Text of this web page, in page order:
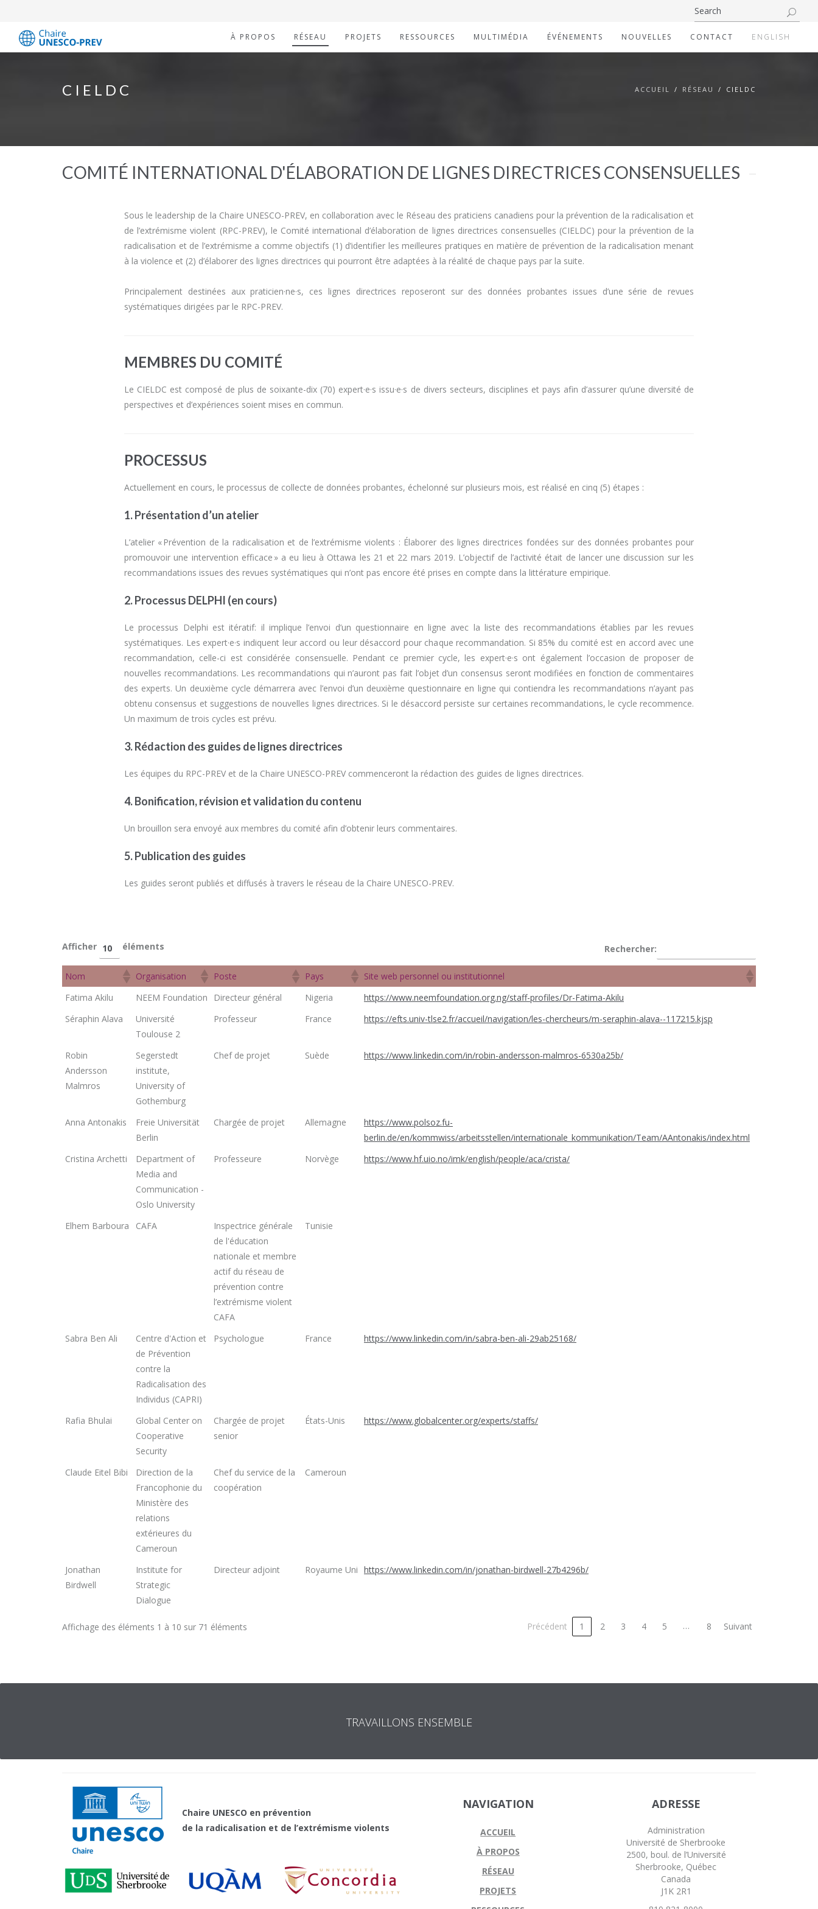
À PROPOS RÉSEAU PROJETS RESSOURCES MULTIMÉDIA ÉVÉNEMENTS NOUVELLES CONTACT ENGLISH
CIELDC ACCUEIL RÉSEAU CIELDC
COMITÉ INTERNATIONAL D'ÉLABORATION DE LIGNES DIRECTRICES CONSENSUELLES
Sous le leadership de la Chaire UNESCO-PREV, en collaboration avec le Réseau des praticiens canadiens pour la prévention de la radicalisation et
de l’extrémisme violent (RPC-PREV), le Comité international d’élaboration de lignes directrices consensuelles (CIELDC) pour la prévention de la
radicalisation et de l’extrémisme a comme objectifs (1) d’identifier les meilleures pratiques en matière de prévention de la radicalisation menant
à la violence et (2) d’élaborer des lignes directrices qui pourront être adaptées à la réalité de chaque pays par la suite.
Principalement destinées aux praticien·ne·s, ces lignes directrices reposeront sur des données probantes issues d’une série de revues
systématiques dirigées par le RPC-PREV.
MEMBRES DU COMITÉ
Le CIELDC est composé de plus de soixante-dix (70) expert·e·s issu·e·s de divers secteurs, disciplines et pays afin d’assurer qu’une diversité de
perspectives et d’expériences soient mises en commun.
PROCESSUS
Actuellement en cours, le processus de collecte de données probantes, échelonné sur plusieurs mois, est réalisé en cinq (5) étapes :
1. Présentation d’un atelier
L’atelier « Prévention de la radicalisation et de l’extrémisme violents : Élaborer des lignes directrices fondées sur des données probantes pour
promouvoir une intervention efficace » a eu lieu à Ottawa les 21 et 22 mars 2019. L’objectif de l’activité était de lancer une discussion sur les
recommandations issues des revues systématiques qui n’ont pas encore été prises en compte dans la littérature empirique.
2. Processus DELPHI (en cours)
Le processus Delphi est itératif: il implique l’envoi d’un questionnaire en ligne avec la liste des recommandations établies par les revues
systématiques. Les expert·e·s indiquent leur accord ou leur désaccord pour chaque recommandation. Si 85% du comité est en accord avec une
recommandation, celle-ci est considérée consensuelle. Pendant ce premier cycle, les expert·e·s ont également l’occasion de proposer de
nouvelles recommandations. Les recommandations qui n’auront pas fait l’objet d’un consensus seront modifiées en fonction de commentaires
des experts. Un deuxième cycle démarrera avec l’envoi d’un deuxième questionnaire en ligne qui contiendra les recommandations n’ayant pas
obtenu consensus et suggestions de nouvelles lignes directrices. Si le désaccord persiste sur certaines recommandations, le cycle recommence.
Un maximum de trois cycles est prévu.
3. Rédaction des guides de lignes directrices
Les équipes du RPC-PREV et de la Chaire UNESCO-PREV commenceront la rédaction des guides de lignes directrices.
4. Bonification, révision et validation du contenu
Un brouillon sera envoyé aux membres du comité afin d’obtenir leurs commentaires.
5. Publication des guides
Les guides seront publiés et diffusés à travers le réseau de la Chaire UNESCO-PREV.
Afficher éléments Rechercher:
Nom Organisation Poste Pays
Site web personnel ou institutionnel
Nom
Organisation Poste Pays Site web personnel ou institutionnel
Fatima Akilu NEEM Foundation Directeur général Nigeria
https://www.neemfoundation.org.ng/staff-profiles/Dr-Fatima-Akilu
Séraphin Alava
Université
Toulouse 2
Professeur France https://efts.univ-tlse2.fr/accueil/navigation/les-chercheurs/m-seraphin-alava--117215.kjsp
Robin
Andersson
Malmros
Segerstedt
institute,
University of
Gothemburg
Chef de projet Suède https://www.linkedin.com/in/robin-andersson-malmros-6530a25b/
Anna Antonakis
Freie Universität
Berlin
Chargée de projet Allemagne
https://www.polsoz.fu-
berlin.de/en/kommwiss/arbeitsstellen/internationale_kommunikation/Team/AAntonakis/index.html
Cristina Archetti
Department of
Media and
Communication -
Oslo University
Professeure Norvège https://www.hf.uio.no/imk/english/people/aca/crista/
Elhem Barboura CAFA
Inspectrice générale
de l'éducation
nationale et membre
actif du réseau de
prévention contre
l’extrémisme violent
CAFA
Tunisie
Sabra Ben Ali
Centre d'Action et
de Prévention
contre la
Radicalisation des
Individus (CAPRI)
Psychologue France https://www.linkedin.com/in/sabra-ben-ali-29ab25168/
Rafia Bhulai
Global Center on
Cooperative
Security
Chargée de projet
senior
États-Unis https://www.globalcenter.org/experts/staffs/
Claude Eitel Bibi
Direction de la
Francophonie du
Ministère des
relations
extérieures du
Cameroun
Chef du service de la
coopération
Cameroun
Jonathan
Birdwell
Institute for
Strategic
Dialogue
Directeur adjoint Royaume Uni https://www.linkedin.com/in/jonathan-birdwell-27b4296b/
Affichage des éléments 1 à 10 sur 71 éléments Précédent 1 2 3 4 5 … 8 Suivant
TRAVAILLONS ENSEMBLE
Chaire UNESCO en prévention
de la radicalisation et de l’extrémisme violents
NAVIGATION
ACCUEIL
À PROPOS
RÉSEAU
PROJETS
ADRESSE
Administration
Université de Sherbrooke
2500, boul. de l’Université
Sherbrooke, Québec
Canada
J1K 2R1